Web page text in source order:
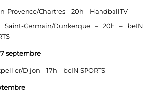
Provence/Chartres – 20h – HandballTV
Saint-Germain/Dunkerque – 20h – beIN
septembre
Dijon – 17h – beIN SPORTS